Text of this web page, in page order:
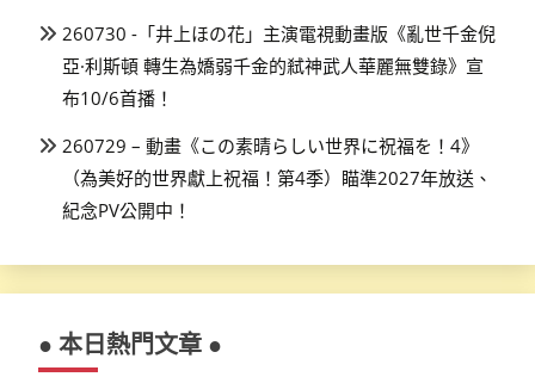
260730 -「井上ほの花」主演電視動畫版《亂世千金倪
亞·利斯頓 轉生為嬌弱千金的弒神武人華麗無雙錄》宣
布10/6首播！
260729 – 動畫《この素晴らしい世界に祝福を！4》
（為美好的世界獻上祝福！第4季）瞄準2027年放送、
紀念PV公開中！
● 本日熱門文章 ●